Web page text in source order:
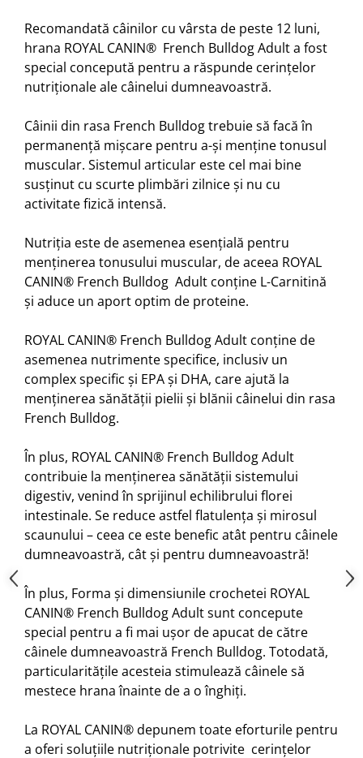
Recomandată câinilor cu vârsta de peste 12 luni,
hrana ROYAL CANIN® French Bulldog Adult a fost
special concepută pentru a răspunde cerințelor
nutriționale ale câinelui dumneavoastră.
Câinii din rasa French Bulldog trebuie să facă în
permanență mișcare pentru a-și menține tonusul
muscular. Sistemul articular este cel mai bine
susținut cu scurte plimbări zilnice și nu cu
activitate fizică intensă.
Nutriția este de asemenea esențială pentru
menținerea tonusului muscular, de aceea ROYAL
CANIN® French Bulldog Adult conține L-Carnitină
și aduce un aport optim de proteine.
ROYAL CANIN® French Bulldog Adult conține de
asemenea nutrimente specifice, inclusiv un
complex specific și EPA și DHA, care ajută la
menținerea sănătății pielii și blănii câinelui din rasa
French Bulldog.
În plus, ROYAL CANIN® French Bulldog Adult
contribuie la menținerea sănătății sistemului
digestiv, venind în sprijinul echilibrului florei
intestinale. Se reduce astfel flatulența și mirosul
scaunului – ceea ce este benefic atât pentru câinele
dumneavoastră, cât și pentru dumneavoastră!
În plus, Forma și dimensiunile crochetei ROYAL
CANIN® French Bulldog Adult sunt concepute
special pentru a fi mai ușor de apucat de către
câinele dumneavoastră French Bulldog. Totodată,
particularitățile acesteia stimulează câinele să
mestece hrana înainte de a o înghiți.
La ROYAL CANIN® depunem toate eforturile pentru
a oferi soluțiile nutriționale potrivite cerințelor